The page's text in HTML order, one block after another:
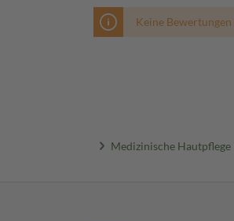
Keine
Medizinische Hautpflege